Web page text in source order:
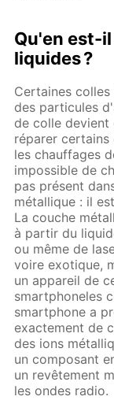
Qu'en est-
liquides ?
Certaines
des particules
de colle devient
réparer
les chauffages
impossible de
pas présent
métallique : il
La couche
à partir du
ou même de
voire exotique,
un appareil de
smartphoneles
smartphone a
exactement de
des ions
un composant
un revêtement
les ondes radio.